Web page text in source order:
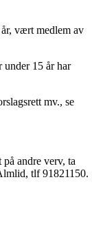
vært medlem av
under 15 år har
mv., se
andre verv, ta
tlf 91821150.